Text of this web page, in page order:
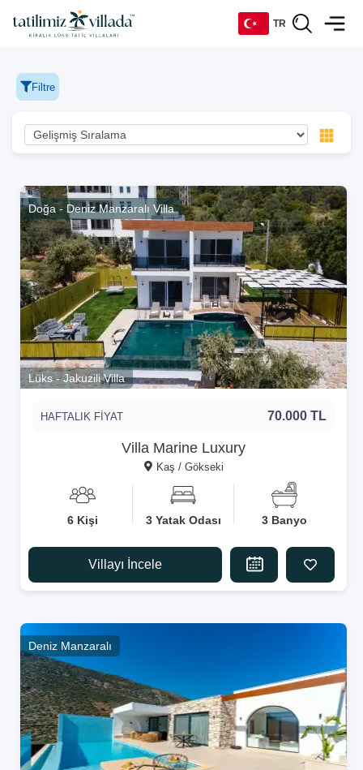
TR
DE
Filtre
Doğa - Deniz Manzaralı Villa
Lüks - Jakuzili Villa
Villa Marine Luxury
Kaş / Gökseki
HAFTALIK FİYAT 70.000 TL
6 Kişi 3 Yatak Odası 3 Banyo
Villayı İncele
Deniz Manzaralı